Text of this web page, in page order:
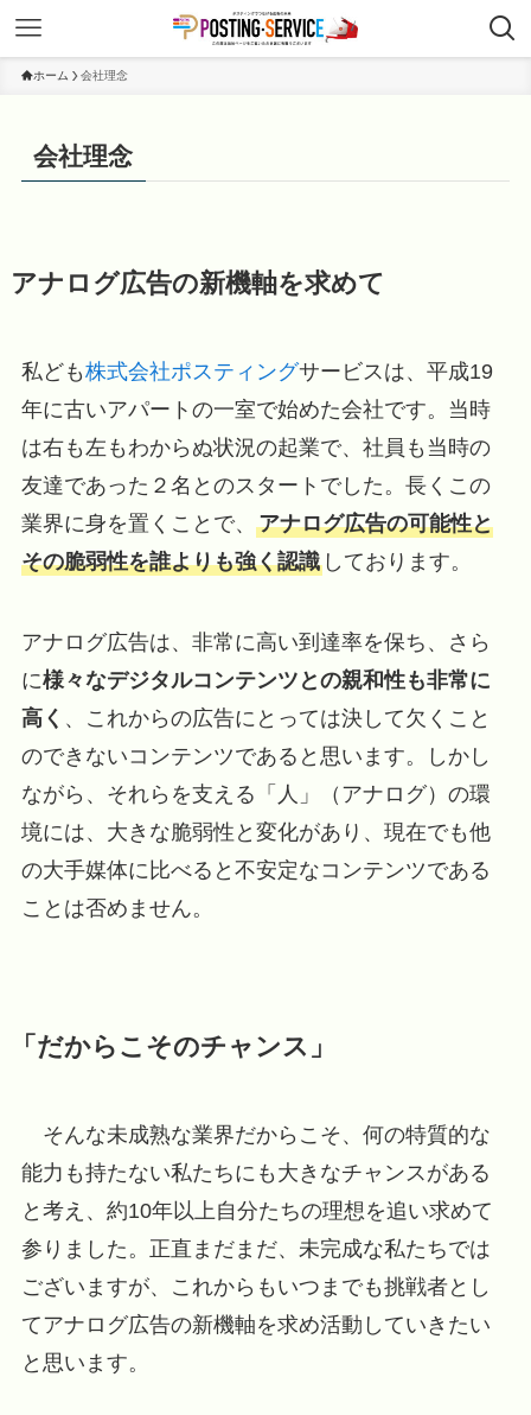
ホーム 会社理念
会社理念
アナログ広告の新機軸を求めて
私ども株式会社ポスティングサービスは、平成19
年に古いアパートの一室で始めた会社です。当時
は右も左もわからぬ状況の起業で、社員も当時の
友達であった２名とのスタートでした。長くこの
業界に身を置くことで、 アナログ広告の可能性と
その脆弱性を誰よりも強く認識しております。
アナログ広告は、非常に高い到達率を保ち、さら
に様々なデジタルコンテンツとの親和性も非常に
高く 、
これからの広告にとっては決して欠くこと
のできないコンテンツであると思います。しかし
ながら、それらを支える「人」（アナログ）の環
境には、大きな脆弱性と変化があり、現在でも他
の大手媒体に比べると不安定なコンテンツである
ことは否めません。
「だからこそのチャンス」
そんな未成熟な業界だからこそ、何の特質的な
能力も持たない私たちにも大きなチャンスがある
と考え、約10年以上自分たちの理想を追い求めて
参りました。正直まだまだ、未完成な私たちでは
ございますが、これからもいつまでも挑戦者とし
てアナログ広告の新機軸を求め活動していきたい
と思います。